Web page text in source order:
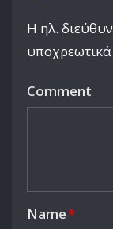
Η ηλ.
Comment
Name*